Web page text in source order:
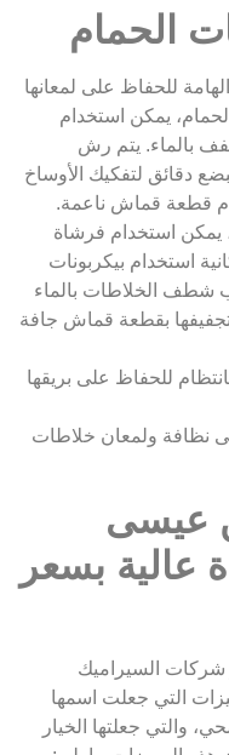
الحمام
للحفاظ على لمعانها
يمكن استخدام
بالماء. يتم رش
دقائق لتفكيك الأوساخ
قطعة قماش ناعمة.
يمكن استخدام فرشاة
استخدام بيكربونات
شطف الخلاطات بالماء
تجفيفها بقطعة قماش جافة
للحفاظ على بريقها
نظافة ولمعان خلاطات
عيسى
عالية بسعر
السيراميك
التي جعلت اسمها
والتي جعلتها الخيار